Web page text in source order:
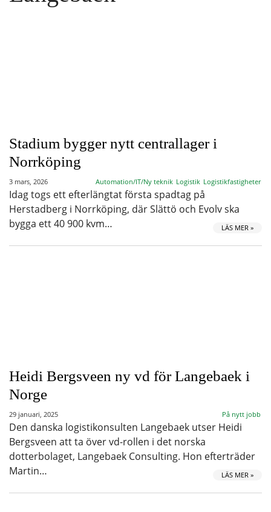
Stadium bygger nytt centrallager i
Norrköping
3 mars, 2026 Automation/IT/Ny teknik Logistik Logistikfastigheter
Idag togs ett efterlängtat första spadtag på
Herstadberg i Norrköping, där Slättö och Evolv ska
bygga ett 40 900 kvm…
LÄS MER »
Heidi Bergsveen ny vd för Langebaek i
Norge
29 januari, 2025 På nytt jobb
Den danska logistikonsulten Langebaek utser Heidi
Bergsveen att ta över vd-rollen i det norska
dotterbolaget, Langebaek Consulting. Hon efterträder
Martin…
LÄS MER »